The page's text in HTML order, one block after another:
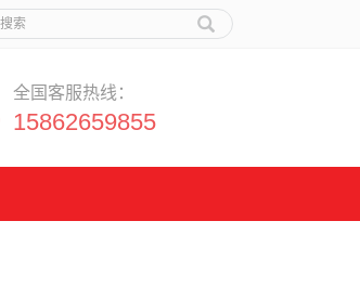
全国客服热线：
15862659855